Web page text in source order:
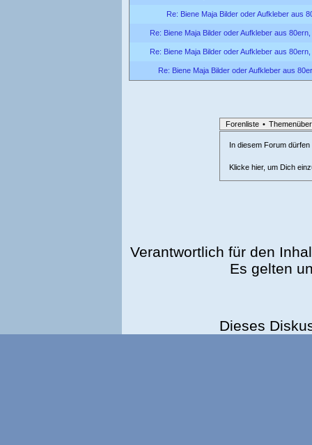
Re: Biene Maja Bilder oder Aufkleber aus
Re: Biene Maja Bilder oder Aufkleber aus
Re: Biene Maja Bilder oder Aufkleber aus
Re: Biene Maja Bilder oder Aufkleber aus
Forenliste •
In diesem Forum
Klicke hier, um Dich
Verantwortlich für den
Es gelten
Dieses